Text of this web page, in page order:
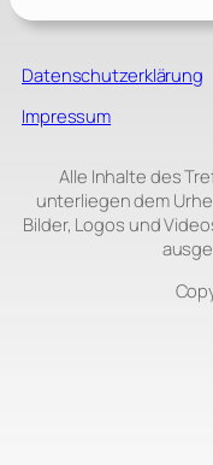
Datenschutzerklärung
Impressum
Alle Inhalte des
unterliegen dem
Bilder, Logos und